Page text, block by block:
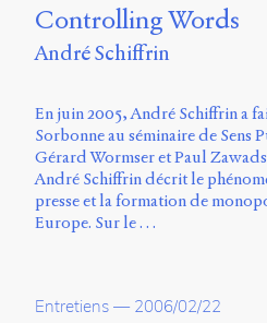
Controlling Words
André Schiffrin
En juin 2005, André Schiffrin a
Sorbonne au séminaire de Sens
Gérard Wormser et Paul
André Schiffrin décrit le
presse et la formation de
Europe. Sur le …
Entretiens — 2006/02/22